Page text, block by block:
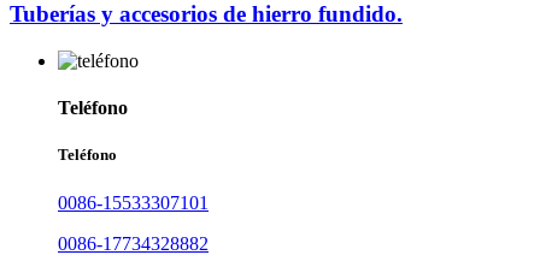
Tuberías y accesorios de hierro fundido.
Teléfono
Teléfono
0086-15533307101
0086-17734328882